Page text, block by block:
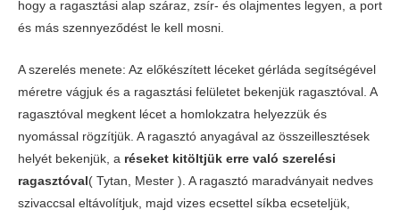
hogy a ragasztási alap száraz, zsír- és olajmentes legyen, a port
és más szennyeződést le kell mosni.
A szerelés menete: Az előkészített léceket gérláda segítségével
méretre vágjuk és a ragasztási felületet bekenjük ragasztóval. A
ragasztóval megkent lécet a homlokzatra helyezzük és
nyomással rögzítjük. A ragasztó anyagával az összeillesztések
helyét bekenjük, a réseket kitöltjük erre való szerelési
ragasztóval ( Tytan, Mester ). A ragasztó maradványait nedves
szivaccsal eltávolítjuk, majd vizes ecsettel síkba ecseteljük,